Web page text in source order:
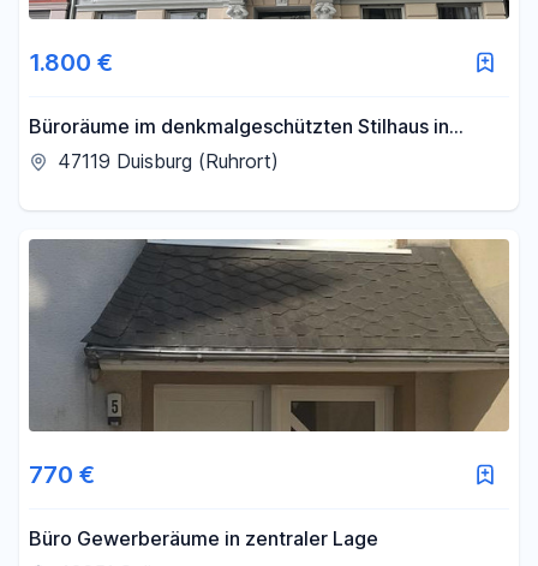
1.800 €
Büroräume im denkmalgeschützten Stilhaus in
Duisburg Ruhort
47119 Duisburg (Ruhrort)
770 €
Büro Gewerberäume in zentraler Lage